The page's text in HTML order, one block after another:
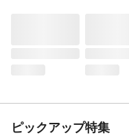
ピックアップ特集